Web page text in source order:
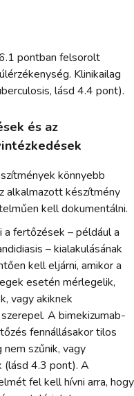
pontban felsorolt
Klinikailag
lásd 4.4 pont).
és az
könnyebb
alkalmazott készítmény
kell dokumentálni.
fertőzések – például a
– kialakulásának
kell eljárni, amikor a
esetén mérlegelik,
vagy akiknek
A bimekizumab-
fennállásakor tilos
szűnik, vagy
(lásd 4.3 pont). A
fel kell hívni arra, hogy